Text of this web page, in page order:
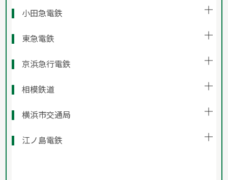
小田急電鉄
東急電鉄
京浜急行電鉄
相模鉄道
横浜市交通局
江ノ島電鉄